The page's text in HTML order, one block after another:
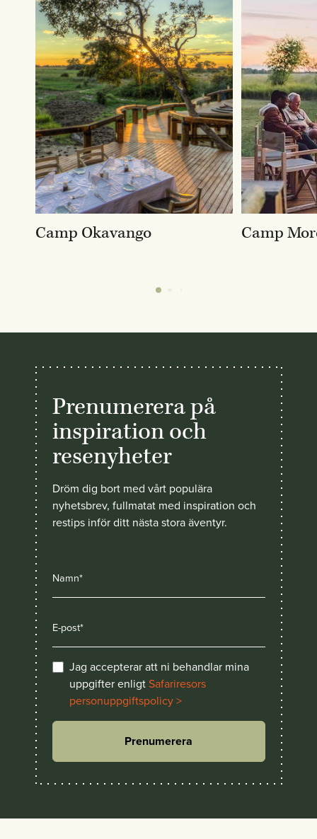
Camp Okavango Camp
Prenumerera på
inspiration och
resenyheter
Dröm dig bort med vårt populära
nyhetsbrev, fullmatat med inspiration och
restips inför ditt nästa stora äventyr.
Jag accepterar att ni behandlar mina
uppgifter enligtSafariresors
personuppgiftspolicy >
Prenumerera